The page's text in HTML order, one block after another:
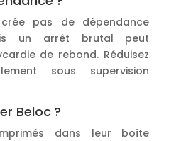
pas de dépendance
un arrêt brutal peut
de rebond. Réduisez
sous supervision
Beloc ?
dans leur boîte